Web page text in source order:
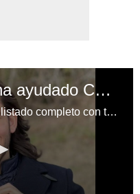
¿A qué personajes ha ayudado Carlos Eduardo Espina?
EL HERALDO te comparte un listado completo con todos los personajes que ha ayudado el influencer uruguayo, Carlos Eduardo Espina